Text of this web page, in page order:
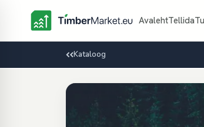
AvalehtTellida
Kataloog